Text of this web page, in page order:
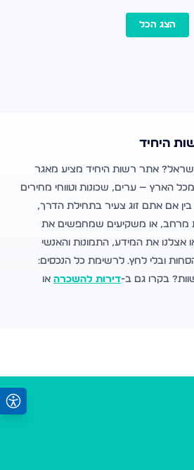
הצג הכל
היחיד
אתר רשות היחיד מציע מאגר
הארץ — ערים, שכונות וטווחי מחירים
אם אתם זוג צעיר בתחילת הדרך,
או משקיעים שמחפשים את
את המידע, התמונות והאנשי
ובלי לחץ. לרשימת כל הנכסים:
בקרו גם ב-דירות להשכרה או